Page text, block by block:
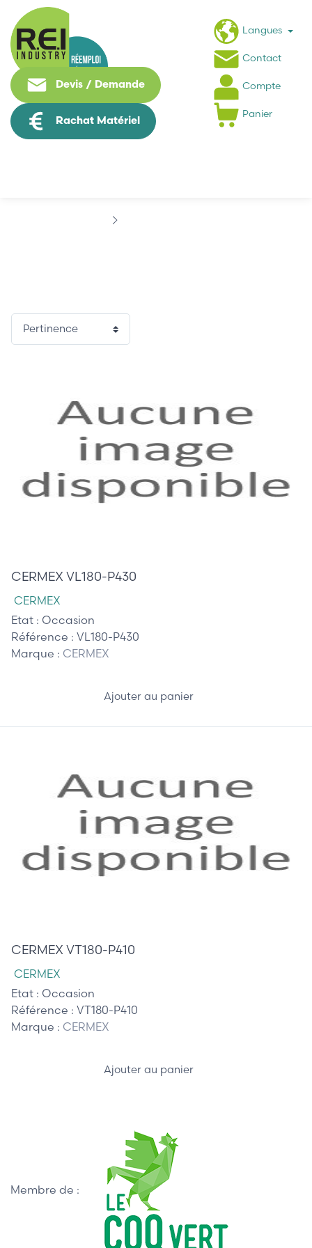
Devis / Demande
Rachat Matériel
Langues
Contact
Compte
Panier
CERMEX VL180-P430
CERMEX
Etat : Occasion
Référence : VL180-P430
Marque : CERMEX
Ajouter au panier
CERMEX VT180-P410
CERMEX
Etat : Occasion
Référence : VT180-P410
Marque : CERMEX
Ajouter au panier
Membre de :